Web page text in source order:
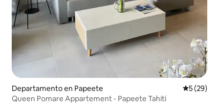
Departamento en Papeete
5 (29)
Queen Pomare Appartement - Papeete Tahití